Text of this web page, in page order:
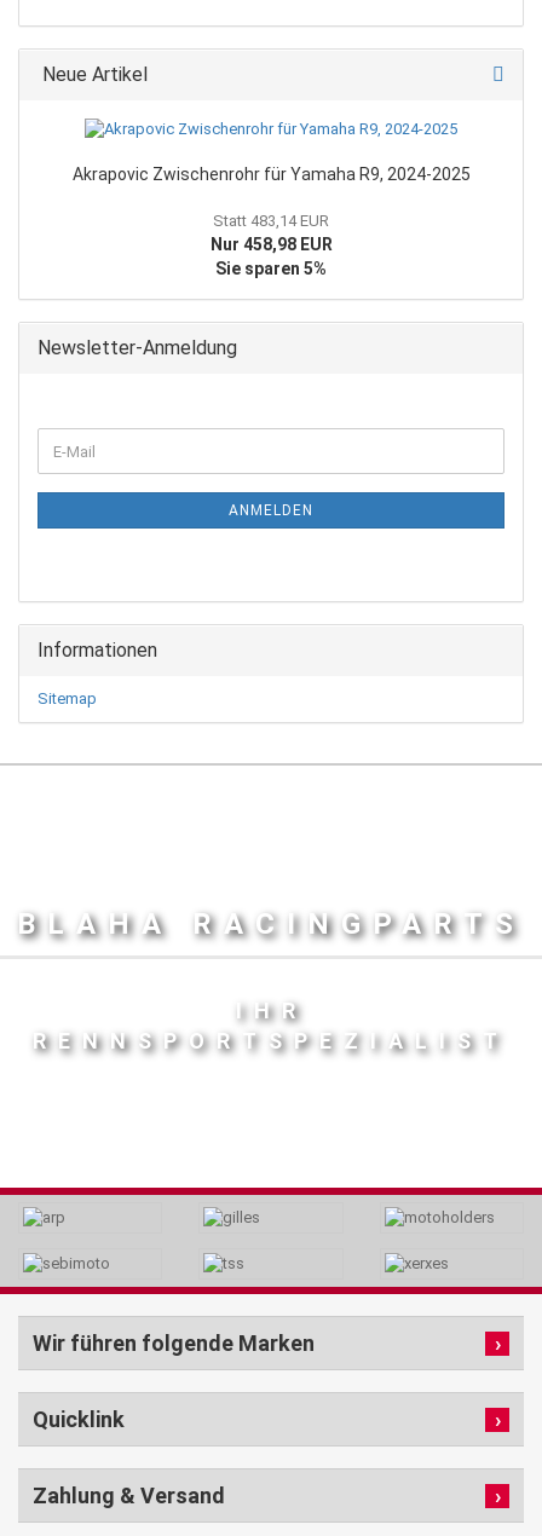
Neue Artikel
Akrapovic Zwischenrohr für Yamaha R9, 2024-2025
Statt 483,14 EUR
Nur 458,98 EUR
Sie sparen 5%
Newsletter-Anmeldung
ZUR
E-
Mail
ANMELDEN
Informationen
Sitemap
BLAHA RACINGPARTS
IHR
RENNSPORTSPEZIALIST
Wir führen folgende Marken
Quicklink
Zahlung & Versand